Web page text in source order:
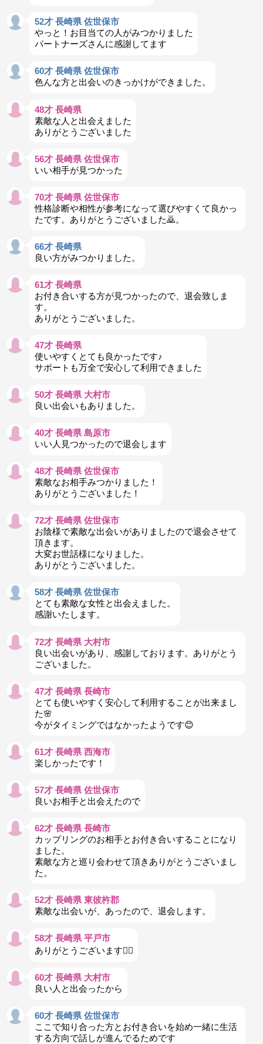
52才 長崎県 佐世保市
やっと！お目当ての人がみつかりました
パートナーズさんに感謝してます
60才 長崎県 佐世保市
色んな方と出会いのきっかけができました。
48才 長崎県
素敵な人と出会えました
ありがとうございました
56才 長崎県 佐世保市
いい相手が見つかった
70才 長崎県 佐世保市
性格診断や相性が参考になって選びやすくて良かっ
たです。ありがとうございました🙇。
66才 長崎県
良い方がみつかりました。
61才 長崎県
お付き合いする方が見つかったので、退会致しま
す。
ありがとうございました。
47才 長崎県
使いやすくとても良かったです♪
サポートも万全で安心して利用できました
50才 長崎県 大村市
良い出会いもありました。
40才 長崎県 島原市
いい人見つかったので退会します
48才 長崎県 佐世保市
素敵なお相手みつかりました！
ありがとうございました！
72才 長崎県 佐世保市
お陰様で素敵な出会いがありましたので退会させて
頂きます。
大変お世話様になりました。
ありがとうございました。
58才 長崎県 佐世保市
とても素敵な女性と出会えました。
感謝いたします。
72才 長崎県 大村市
良い出会いがあり、感謝しております。ありがとう
ございました。
47才 長崎県 長崎市
とても使いやすく安心して利用することが出来まし
た🌸
今がタイミングではなかったようです😊
61才 長崎県 西海市
楽しかったです！
57才 長崎県 佐世保市
良いお相手と出会えたので
62才 長崎県 長崎市
カップリングのお相手とお付き合いすることになり
ました。
素敵な方と巡り会わせて頂きありがとうございまし
た。
52才 長崎県 東彼杵郡
素敵な出会いが、あったので、退会します。
58才 長崎県 平戸市
ありがとうございます🙇‍♀
60才 長崎県 大村市
良い人と出会ったから
60才 長崎県 佐世保市
ここで知り合った方とお付き合いを始め一緒に生活
する方向で話しが進んでるためです